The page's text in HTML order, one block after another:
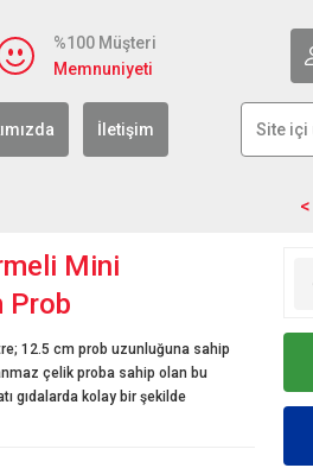
%100 Müşteri
Memnuniyeti
İletişim
Mini
Prob
12.5 cm prob uzunluğuna sahip
çelik proba sahip olan bu
gıdalarda kolay bir şekilde